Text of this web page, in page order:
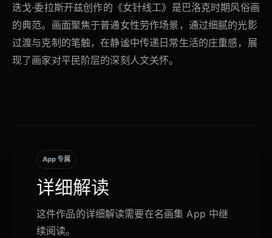
迭戈·委拉斯开兹创作的《女针线工》是巴洛克时期风俗画
的典范。画面聚焦于普通女性劳作场景，通过细腻的光影
过渡与克制的笔触，在静谧中传递日常生活的庄重感，展
现了画家对平民阶层的深刻人文关怀。
App 专属
详细解读
这件作品的详细解读需要在名画集 App 中继
续阅读。